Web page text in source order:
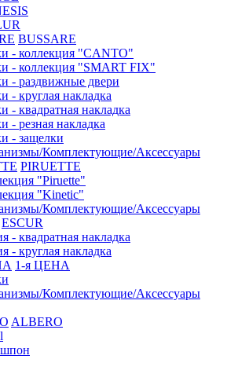
BUSSARE
- коллекция "CANTO"
- коллекция "SMART FIX"
- раздвижные двери
- круглая накладка
- квадратная накладка
- резная накладка
- защелки
Комплектующие/Аксессуары
PIRUETTE
"Piruette"
"Kinetic"
Комплектующие/Аксессуары
ESCUR
- квадратная накладка
- круглая накладка
1-я ЦЕНА
Комплектующие/Аксессуары
ALBERO